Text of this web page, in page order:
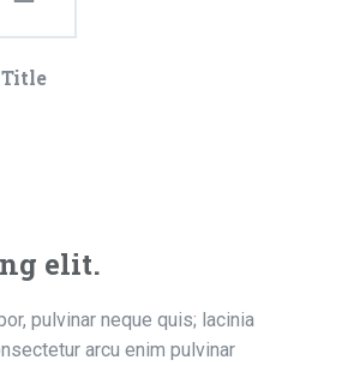
Title
elit.
pulvinar neque quis; lacinia
arcu enim pulvinar